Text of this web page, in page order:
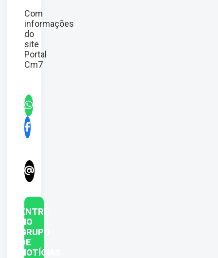
Com
informações
do
site
Portal
Cm7
ENTRE
NO
GRUPO
DE
NOTÍCIAS